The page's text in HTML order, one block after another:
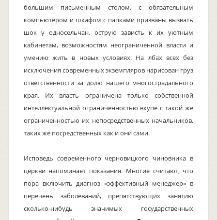
большим письменным столом, с обязательным
компьютером и шкафом с папками призваны вызвать
шок у односельчан, острую зависть к их уютным
кабинетам, возможностям неограниченной власти и
умению жить в новых условиях. На лбах всех без
исключения современных экземпляров нарисован груз
ответственности за долю нашего многострадального
края. Их власть ограничена только собственной
интеллектуальной ограниченностью вкупе с такой же
ограниченностью их непосредственных начальников,
таких же посредственных как и они сами.
Исповедь современного черновицкого чиновника в
церкви напоминает показания. Многие считают, что
пора включить диагноз «эффективный менеджер» в
перечень заболеваний, препятствующих занятию
сколько-нибудь значимых государственных